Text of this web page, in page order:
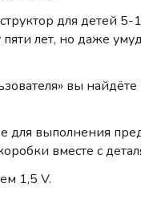
для детей 5-
лет, но даже
вы
выполнения
вместе с
1,5 V.